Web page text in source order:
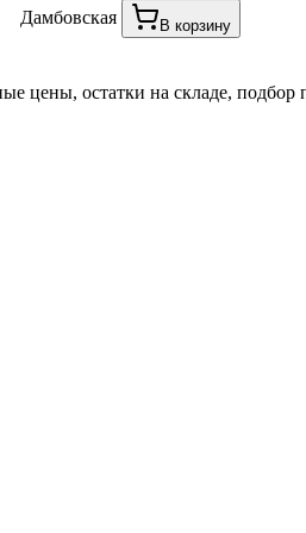
Дамбовская В корзину
цены, остатки на складе,